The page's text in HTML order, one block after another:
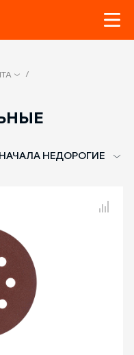
/
НЕДОРОГИЕ